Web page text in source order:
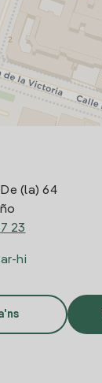
(la) 64
23
hi